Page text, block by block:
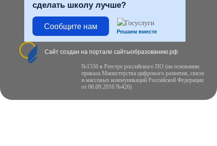
сделать школу лучше?
Сообщите нам
Решаем вместе
Сайт создан на портале сайтыобразованию.рф
№1556 в Реестре российского ПО (на основании
приказа Министерства цифрового развития, связи
и массовых коммуникаций Российской Федерации
от 06.09.2016 №426)